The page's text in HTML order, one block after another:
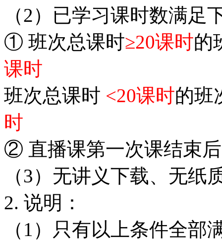
（2）已学习课时数满足
① 班次总课时≥20课时的
课时
班次总课时 <20课时的班
时
② 直播课第一次课结束后
（3）无讲义下载、无纸
2. 说明：
（1）只有以上条件全部